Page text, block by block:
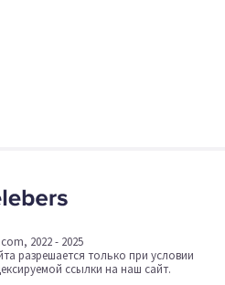
2022 - 2025
разрешается только при условии
ссылки на наш сайт.